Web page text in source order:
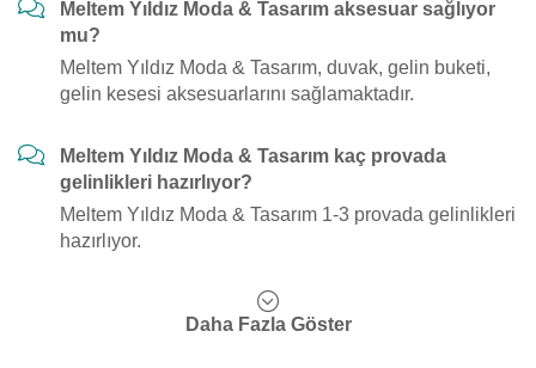
Meltem Yıldız Moda & Tasarım aksesuar sağlıyor
mu?
Meltem Yıldız Moda & Tasarım, duvak, gelin buketi,
gelin kesesi aksesuarlarını sağlamaktadır.
Meltem Yıldız Moda & Tasarım kaç provada
gelinlikleri hazırlıyor?
Meltem Yıldız Moda & Tasarım 1-3 provada gelinlikleri
hazırlıyor.
Daha Fazla Göster